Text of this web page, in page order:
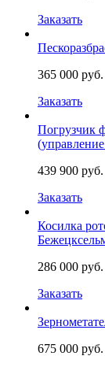
Заказать
365 000 руб.
Заказать
Погрузчик
439 900 руб.
Заказать
Косилка
286 000 руб.
Заказать
675 000 руб.